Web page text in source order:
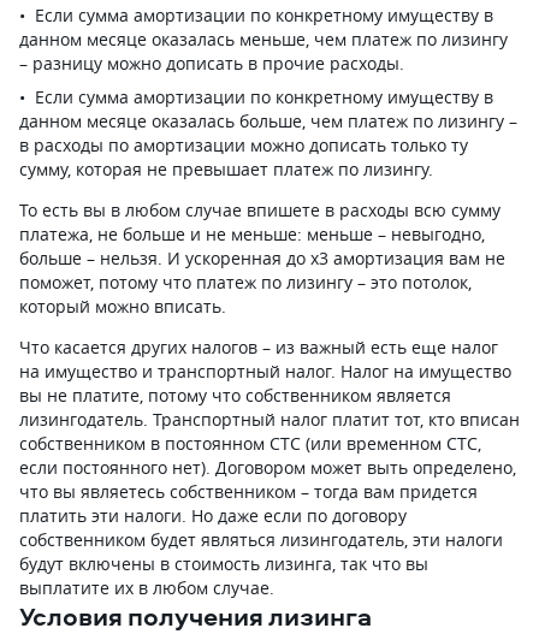
Если сумма амортизации по конкретному имуществу в
данном месяце оказалась меньше, чем платеж по лизингу
– разницу можно дописать в прочие расходы.
Если сумма амортизации по конкретному имуществу в
данном месяце оказалась больше, чем платеж по лизингу –
в расходы по амортизации можно дописать только ту
сумму, которая не превышает платеж по лизингу.
То есть вы в любом случае впишете в расходы всю сумму
платежа, не больше и не меньше: меньше – невыгодно,
больше – нельзя. И ускоренная до х3 амортизация вам не
поможет, потому что платеж по лизингу – это потолок,
который можно вписать.
Что касается других налогов – из важный есть еще налог
на имущество и транспортный налог. Налог на имущество
вы не платите, потому что собственником является
лизингодатель. Транспортный налог платит тот, кто вписан
собственником в постоянном СТС (или временном СТС,
если постоянного нет). Договором может выть определено,
что вы являетесь собственником – тогда вам придется
платить эти налоги. Но даже если по договору
собственником будет являться лизингодатель, эти налоги
будут включены в стоимость лизинга, так что вы
выплатите их в любом случае.
Условия получения лизинга